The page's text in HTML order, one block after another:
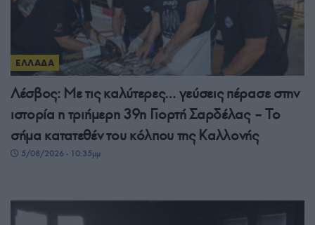
ΕΛΛΑΔΑ
Λέσβος: Με τις καλύτερες… γεύσεις πέρασε στην
ιστορία η τριήμερη 39η Γιορτή Σαρδέλας – Το
σήμα κατατεθέν του κόλπου της Καλλονής
5/08/2026 - 10:35μμ